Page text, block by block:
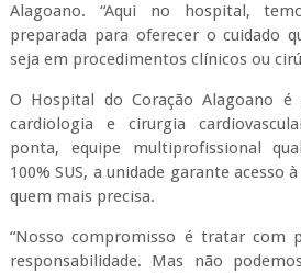
Alagoano. “Aqui no hospital,
preparada para oferecer o cuidado
seja em procedimentos clínicos ou
O Hospital do Coração Alagoano é
cardiologia e cirurgia
ponta, equipe multiprofissional
100% SUS, a unidade garante acesso
quem mais precisa.
“Nosso compromisso é tratar com
responsabilidade. Mas não